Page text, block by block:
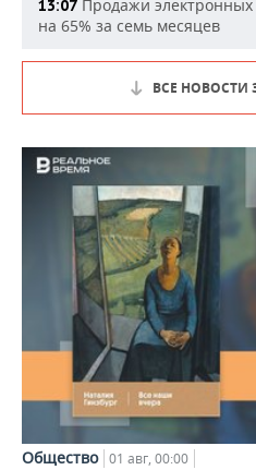
13:07 Продажи
на 65% за семь месяцев
ВСЕ НОВОСТИ
Общество 01 авг, 00:00